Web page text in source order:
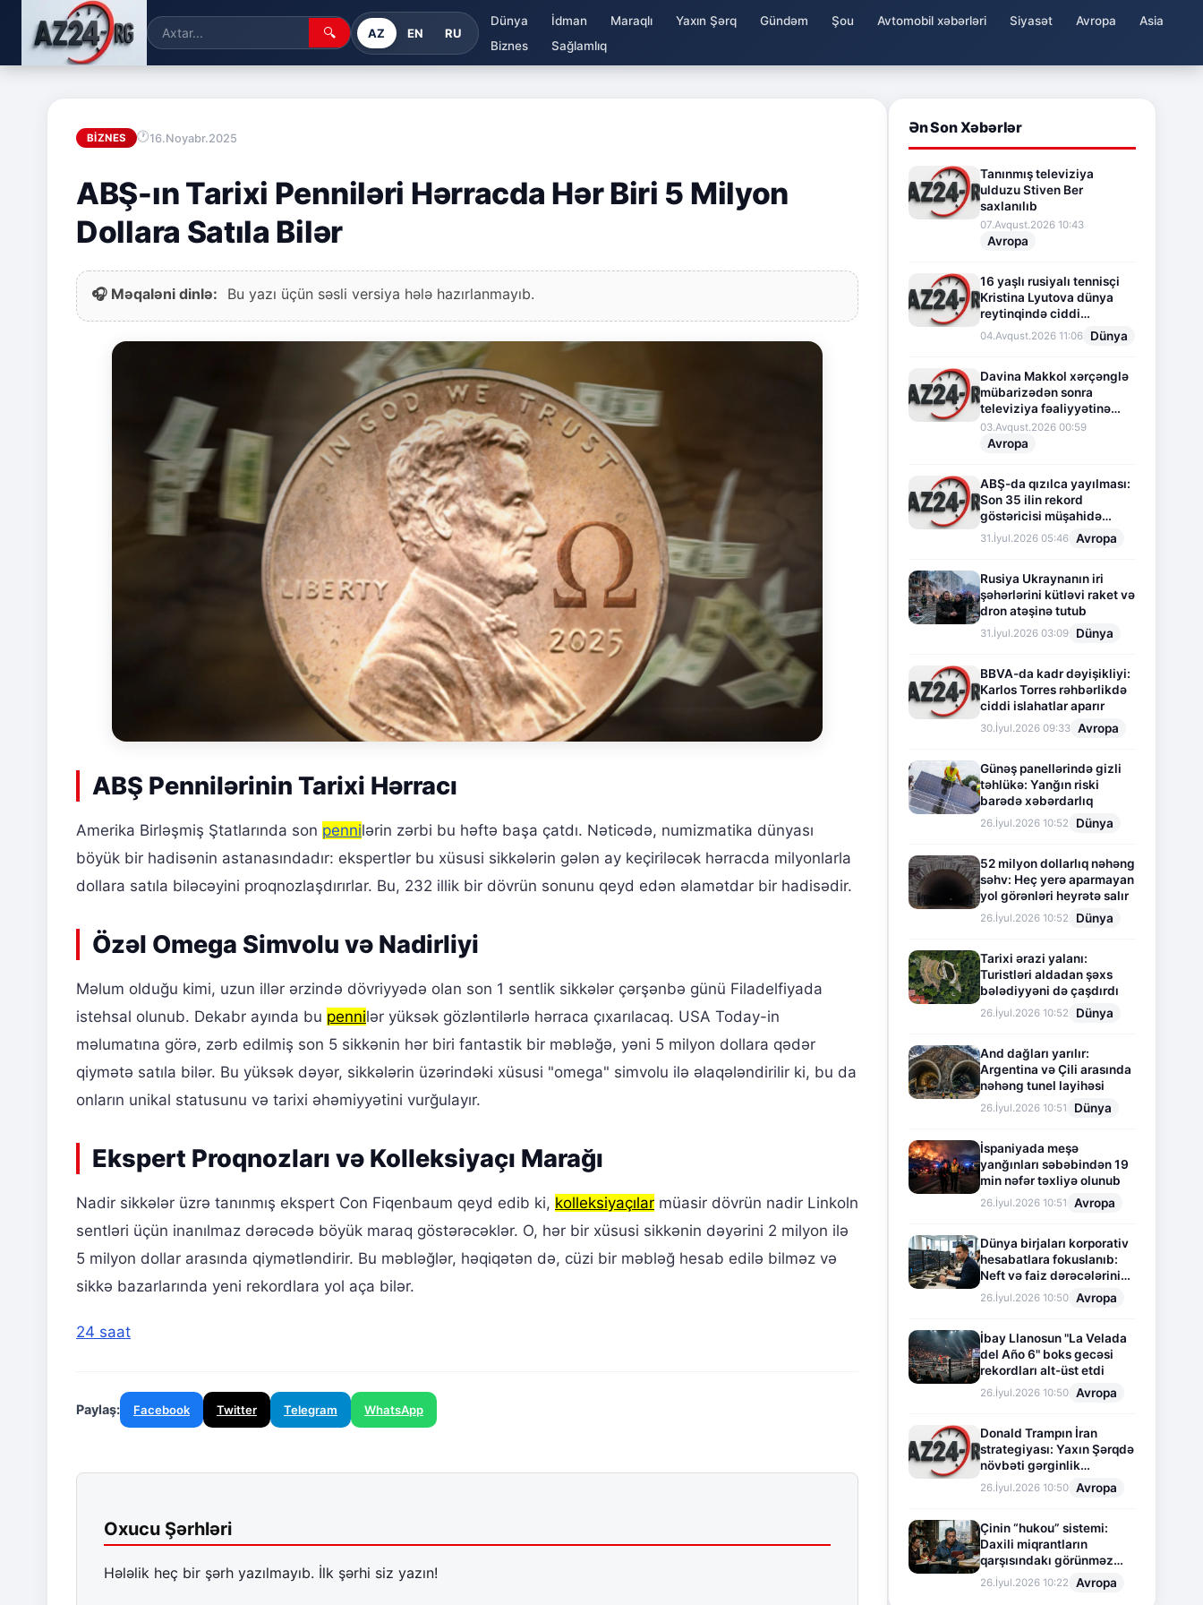
🔍 AZ EN RU
Dünya İdman Maraqlı Yaxın Şərq Gündəm Şou Avtomobil xəbərləri Siyasət Avropa
Asia
Biznes
Sağlamlıq
BIZNES 16.Noyabr.2025
ABŞ-ın Tarixi Penniləri Hərracda Hər Biri 5 Milyon
Dollara Satıla Bilər
🎧 Məqaləni dinlə: Bu yazı üçün səsli versiya hələ hazırlanmayıb.
ABŞ Pennilərinin Tarixi Hərracı
Amerika Birləşmiş Ştatlarında son pennilərin zərbi bu həftə başa çatdı. Nəticədə, numizmatika dünyası
böyük bir hadisənin astanasındadır: ekspertlər bu xüsusi sikkələrin gələn ay keçiriləcək hərracda milyonlarla
dollara satıla biləcəyini proqnozlaşdırırlar. Bu, 232 illik bir dövrün sonunu qeyd edən əlamətdar bir hadisədir.
Özəl Omega Simvolu və Nadirliyi
Məlum olduğu kimi, uzun illər ərzində dövriyyədə olan son 1 sentlik sikkələr çərşənbə günü Filadelfiyada
istehsal olunub. Dekabr ayında bu pennilər yüksək gözləntilərlə hərraca çıxarılacaq. USA Today-in
məlumatına görə, zərb edilmiş son 5 sikkənin hər biri fantastik bir məbləğə, yəni 5 milyon dollara qədər
qiymətə satıla bilər. Bu yüksək dəyər, sikkələrin üzərindəki xüsusi "omega" simvolu ilə əlaqələndirilir ki, bu da
onların unikal statusunu və tarixi əhəmiyyətini vurğulayır.
Ekspert Proqnozları və Kolleksiyaçı Marağı
Nadir sikkələr üzrə tanınmış ekspert Con Fiqenbaum qeyd edib ki, kolleksiyaçılar müasir dövrün nadir Linkoln
sentləri üçün inanılmaz dərəcədə böyük maraq göstərəcəklər. O, hər bir xüsusi sikkənin dəyərini 2 milyon ilə
5 milyon dollar arasında qiymətləndirir. Bu məbləğlər, həqiqətən də, cüzi bir məbləğ hesab edilə bilməz və
sikkə bazarlarında yeni rekordlara yol aça bilər.
24 saat
Paylaş: Facebook Twitter Telegram WhatsApp
Oxucu Şərhləri
Hələlik heç bir şərh yazılmayıb. İlk şərhi siz yazın!
Ən Son Xəbərlər
Tanınmış televiziya
ulduzu Stiven Ber
saxlanılıb
07.Avqust.2026 10:43
Avropa
16 yaşlı rusiyalı tennisçi
Kristina Lyutova dünya
reytinqində ciddi
irəliləyişə imza atdı
04.Avqust.2026 11:06 Dünya
Davina Makkol xərçənglə
mübarizədən sonra
televiziya fəaliyyətinə
fasilə verir
03.Avqust.2026 00:59
Avropa
ABŞ-da qızılca yayılması:
Son 35 ilin rekord
göstəricisi müşahidə
olunur
31.İyul.2026 05:46 Avropa
Rusiya Ukraynanın iri
şəhərlərini kütləvi raket və
dron atəşinə tutub
31.İyul.2026 03:09 Dünya
BBVA-da kadr dəyişikliyi:
Karlos Torres rəhbərlikdə
ciddi islahatlar aparır
30.İyul.2026 09:33 Avropa
Günəş panellərində gizli
təhlükə: Yanğın riski
barədə xəbərdarlıq
26.İyul.2026 10:52 Dünya
52 milyon dollarlıq nəhəng
səhv: Heç yerə aparmayan
yol görənləri heyrətə salır
26.İyul.2026 10:52 Dünya
Tarixi ərazi yalanı:
Turistləri aldadan şəxs
bələdiyyəni də çaşdırdı
26.İyul.2026 10:52 Dünya
And dağları yarılır:
Argentina və Çili arasında
nəhəng tunel layihəsi
26.İyul.2026 10:51 Dünya
İspaniyada meşə
yanğınları səbəbindən 19
min nəfər təxliyə olunub
26.İyul.2026 10:51 Avropa
Dünya birjaları korporativ
hesabatlara fokuslanıb:
Neft və faiz dərəcələrinin
təsiri altında cari vəziyyət
26.İyul.2026 10:50 Avropa
İbay Llanosun "La Velada
del Año 6" boks gecəsi
rekordları alt-üst etdi
26.İyul.2026 10:50 Avropa
Donald Trampın İran
strategiyası: Yaxın Şərqdə
növbəti gərginlik
mərhələsi
26.İyul.2026 10:50 Avropa
Çinin “hukou” sistemi:
Daxili miqrantların
qarşısındakı görünməz
sədd
26.İyul.2026 10:22 Avropa